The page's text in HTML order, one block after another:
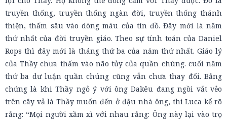
truyền thống, truyền thống ngàn đời, truyền thống thánh
thiện, thấm sâu vào dòng máu của tín đồ. Đây mới là năm
thứ nhất của đời truyền giáo. Theo sự tính toán của Daniel
Rops thì đây mới là tháng thứ ba của năm thứ nhất. Giáo lý
của Thầy chưa thấm vào não tủy của quần chúng. cuối năm
thứ ba dư luận quần chúng cũng vẫn chưa thay đổi. Bằng
chứng là khi Thầy ngỏ ý với ông Dakêu đang ngồi vắt vẻo
trên cây vả là Thầy muốn đến ở đậu nhà ông, thì Luca kể rõ
rằng: “Mọi người xầm xì với nhau rằng: Ông này lại vào trọ